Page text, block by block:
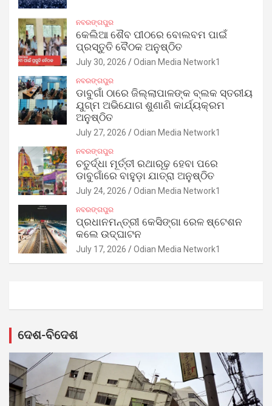
ନବରଙ୍ଗପୁର
କେଲିଆ ଶୈବ ପୀଠରେ ବୋଲବମ ପାଇଁ
ପ୍ରସ୍ତୁତି ବୈଠକ ଅନୁଷ୍ଠିତ
July 30, 2026 Odian Media Network1
ନବରଙ୍ଗପୁର
ଡାବୁଗାଁ ଠାରେ ଜିଲ୍ଲାପାଳଙ୍କ ବ୍ଲକ ସ୍ତରୀୟ
ଯୁଗ୍ମ ଅଭିଯୋଗ ଶୁଣାଣି କାର୍ଯ୍ୟକ୍ରମ
ଅନୁଷ୍ଠିତ
July 27, 2026 Odian Media Network1
ନବରଙ୍ଗପୁର
ଚତୁର୍ଦ୍ଧା ମୂର୍ତ୍ତୀ ରଥାରୂଢ଼ ହେବା ପରେ
ଡାବୁଗାଁରେ ବାହୁଡ଼ା ଯାତ୍ରା ଅନୁଷ୍ଠିତ
July 24, 2026 Odian Media Network1
ନବରଙ୍ଗପୁର
ପ୍ରଧାନମନ୍ତ୍ରୀ କେସିଙ୍ଗା ରେଳ ଷ୍ଟେଶନ
କଲେ ଉଦ୍‌ଘାଟନ
July 17, 2026 Odian Media Network1
ଦେଶ-ବିଦେଶ